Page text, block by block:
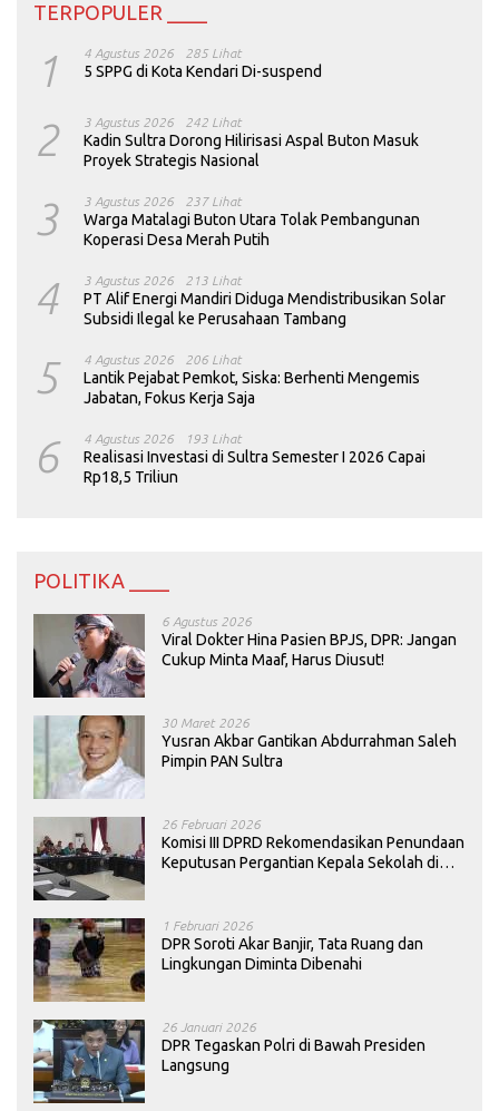
TERPOPULER ____
1 4 Agustus 2026 285 Lihat
5 SPPG di Kota Kendari Di-suspend
2 3 Agustus 2026 242 Lihat
Kadin Sultra Dorong Hilirisasi Aspal Buton Masuk
Proyek Strategis Nasional
3 3 Agustus 2026 237 Lihat
Warga Matalagi Buton Utara Tolak Pembangunan
Koperasi Desa Merah Putih
4 3 Agustus 2026 213 Lihat
PT Alif Energi Mandiri Diduga Mendistribusikan Solar
Subsidi Ilegal ke Perusahaan Tambang
5 4 Agustus 2026 206 Lihat
Lantik Pejabat Pemkot, Siska: Berhenti Mengemis
Jabatan, Fokus Kerja Saja
6 4 Agustus 2026 193 Lihat
Realisasi Investasi di Sultra Semester I 2026 Capai
Rp18,5 Triliun
POLITIKA ____
6 Agustus 2026
Viral Dokter Hina Pasien BPJS, DPR: Jangan
Cukup Minta Maaf, Harus Diusut!
30 Maret 2026
Yusran Akbar Gantikan Abdurrahman Saleh
Pimpin PAN Sultra
26 Februari 2026
Komisi III DPRD Rekomendasikan Penundaan
Keputusan Pergantian Kepala Sekolah di
1 Februari 2026
DPR Soroti Akar Banjir, Tata Ruang dan
Lingkungan Diminta Dibenahi
26 Januari 2026
DPR Tegaskan Polri di Bawah Presiden
Langsung